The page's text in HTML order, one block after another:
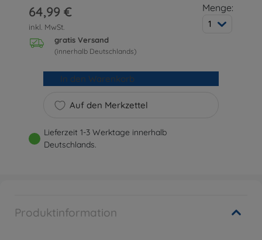
64,99 €
inkl. MwSt.
gratis Versand
(innerhalb Deutschlands)
Menge:
1
Auf den Merkzettel
In den Warenkorb
Lieferzeit 1-3 Werktage innerhalb
Deutschlands.
Produktinformation